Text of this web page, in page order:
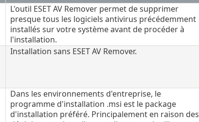
L'outil ESET AV Remover permet de supprimer
presque tous les logiciels antivirus précédemment
installés sur votre système avant de procéder à
l'installation.
Installation sans ESET AV Remover.
Dans les environnements d'entreprise, le
programme d'installation .msi est le package
d'installation préféré. Principalement en raison des